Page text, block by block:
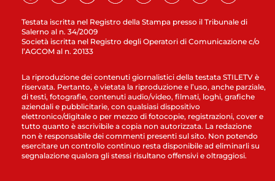
Testata iscritta nel Registro della Stampa presso il Tribunale di
Salerno al n. 34/2009
Società iscritta nel Registro degli Operatori di Comunicazione c/o
l’AGCOM al n. 20133
La riproduzione dei contenuti giornalistici della testata STILETV è
riservata. Pertanto, è vietata la riproduzione e l’uso, anche parziale,
di testi, fotografie, contenuti audio/video, filmati, loghi, grafiche
aziendali e pubblicitarie, con qualsiasi dispositivo
elettronico/digitale o per mezzo di fotocopie, registrazioni, cover e
tutto quanto è ascrivibile a copia non autorizzata. La redazione
non è responsabile dei commenti presenti sul sito. Non potendo
esercitare un controllo continuo resta disponibile ad eliminarli su
segnalazione qualora gli stessi risultano offensivi e oltraggiosi.